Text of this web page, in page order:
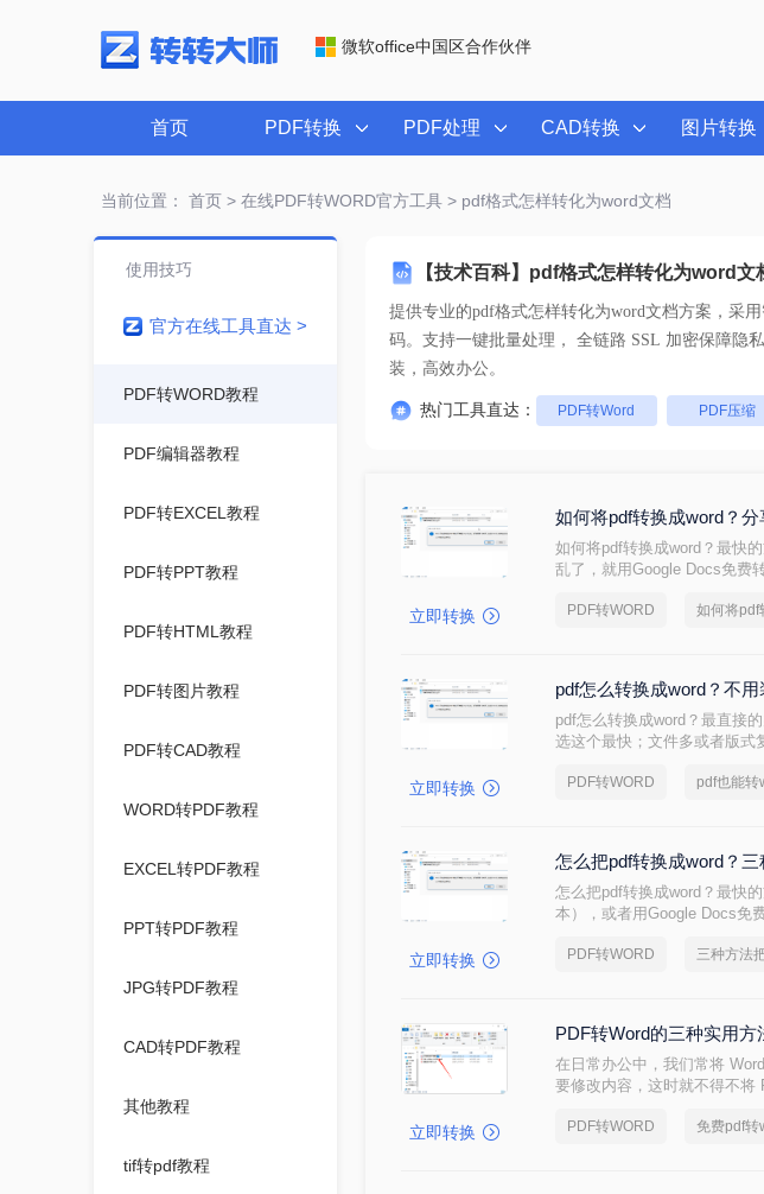
微软office中国区合作伙伴
首页 PDF转换 PDF处理 CAD转换 图片转换
当前位置： 首页> 在线PDF转WORD官方工具> pdf格式怎样转化为word文档
【技术百科】pdf格式怎样转化为word文
提供专业的pdf格式怎样转化为word文档方案，采
码。支持一键批量处理， 全链路 SSL
装，高效办公。
热门工具直达： PDF转Word PDF压缩
使用技巧
官方在线工具直达 >
PDF转WORD教程
PDF编辑器教程
PDF转EXCEL教程
PDF转PPT教程
PDF转HTML教程
PDF转图片教程
PDF转CAD教程
WORD转PDF教程
EXCEL转PDF教程
PPT转PDF教程
JPG转PDF教程
CAD转PDF教程
其他教程
tif转pdf教程
立即转换
如何将pdf转换成word？
如何将pdf转换成word？最快
乱了，就用Google Docs免费
PDF转WORD
立即转换
pdf怎么转换成word？不
pdf怎么转换成word？最直接
选这个最快；文件多或者版式
PDF，免费工具基本转不了
PDF转WORD pdf也能转
立即转换
怎么把pdf转换成word？三
怎么把pdf转换成word？最快
本），或者用Google Docs免
PDF转WORD 三种方法
立即转换
PDF转Word的三种实用方
在日常办公中，我们常将
要修改内容，这时就不得不将
转换质量、操作难度、文件
PDF转WORD 免费pdf转